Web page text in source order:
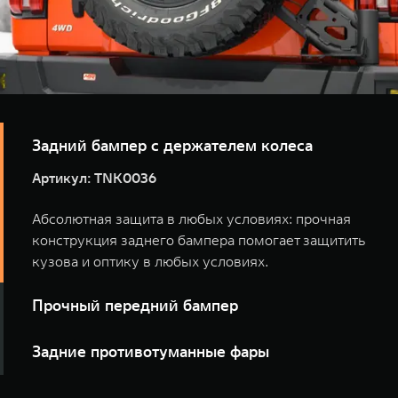
Задний бампер с держателем колеса
Артикул: TNK0036
Абсолютная защита в любых условиях: прочная
конструкция заднего бампера помогает защитить
кузова и оптику в любых условиях.
Прочный передний бампер
Задние противотуманные фары